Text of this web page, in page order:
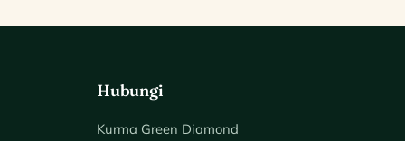
Hubungi
Kurma Green Diamond